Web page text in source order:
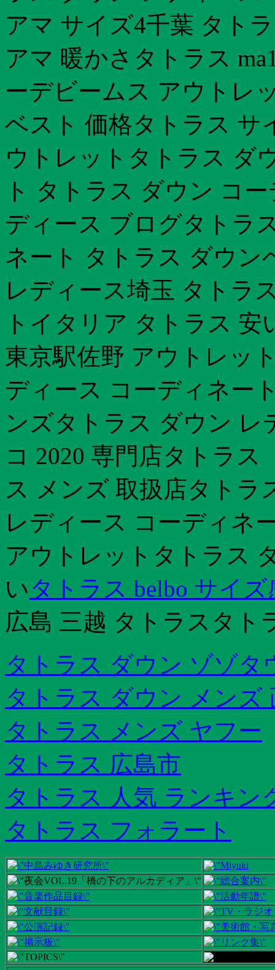
アマ サイズ4千葉 タト
アマ 暖かさタトラス
ーデビームス アウトレ
ベスト 価格タトラス サ
ウトレットタトラス ダ
ト タトラス ダウン コ
ディース ブログタトラ
ネート タトラス ダウン
レディース埼玉 タトラ
トイタリア タトラス
東京駅佐野 アウトレッ
ディース コーディネー
ンズタトラス ダウン レ
コ 2020 専門店タトラ
ス メンズ 取扱店タトラ
レディース コーディネ
アウトレットタトラス
いタトラス belbo サイズ
広島 三越 タトラスタト
タトラス ダウン ゾゾタ
タトラス ダウン メンズ
タトラス メンズ ヤフー
タトラス 広島市
タトラス 人気 ランキン
タトラス フォラート